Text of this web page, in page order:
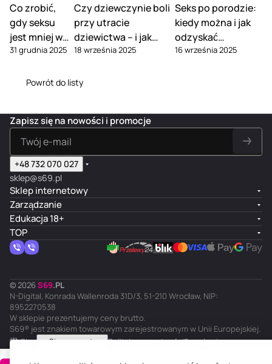
Co zrobić,
gdy seksu
jest mniej w
związku
31 grudnia 2025
Czy dziewczynie boli
przy utracie
dziewictwa – i jak
tego uniknąć
18 września 2025
Seks po porodzie:
kiedy można i jak
odzyskać
pożądanie
16 września 2025
Powrót do listy
Zapisz się na nowości i promocje
+48 732 070 027
sklep@s69.pl
Sklep internetowy
Zarządzanie
Edukacja 18+
TOP
© 2026 S69.PL
N-Digital, Konrada Wallenroda 31D/3, 51-210 Wrocław, NIP:
8952270538
W sklepie prezentujemy ceny brutto.
S69® jest znakiem towarowym zarejestrowanym w Unii Europejskiej.
PL
Ciemny motyw Polityka prywatnościRegulamin